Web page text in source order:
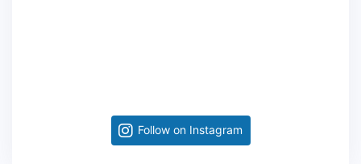
Follow on Instagram